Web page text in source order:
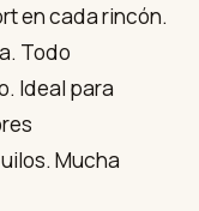
en cada rincón.
Todo
Ideal para
Mucha